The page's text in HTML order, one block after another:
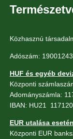
Közhasznú
Adószám:
HUF és egyéb
Központi
Adományszámla:
IBAN: HU21
EUR utalása esetén
Központi EUR